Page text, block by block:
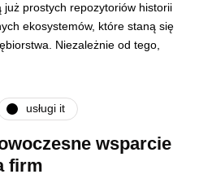
prostych repozytoriów historii
ekosystemów, które staną się
Niezależnie od tego,
usługi it
wsparcie
firm